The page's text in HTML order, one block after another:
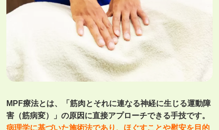
MPF療法とは、「筋肉とそれに連なる神経に生じる運動障
害（筋病変）」の原因に直接アプローチできる手技です。
病理学に基づいた施術法であり、ほぐすことや慰安を目的